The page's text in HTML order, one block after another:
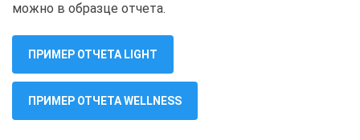
можно в образце отчета.
ПРИМЕР ОТЧЕТА LIGHT
ПРИМЕР ОТЧЕТА WELLNESS